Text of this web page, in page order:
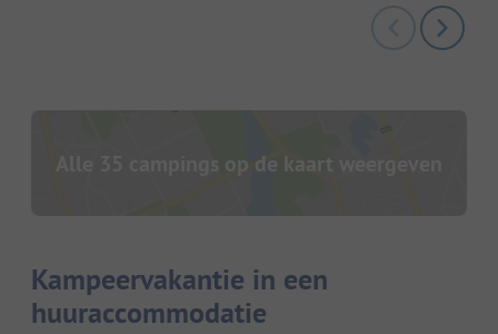
Alle 35 campings op de kaart weergeven
Kampeervakantie in een
huuraccommodatie